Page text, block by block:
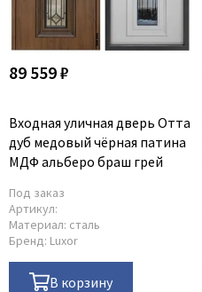
89 559 ₽
Входная уличная дверь Отта
дуб медовый чёрная патина
МДФ альберо браш грей
Под заказ
Артикул:
Материал: сталь
Бренд: Luxor
В корзину